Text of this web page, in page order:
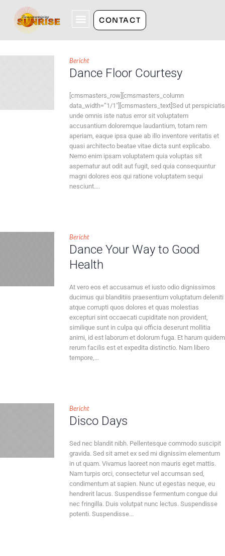
CONTACT
Bericht
Dance Floor Courtesy
[cmsmasters_row][cmsmasters_column
data_width=”1/1″][cmsmasters_text]Sed ut perspiciatis
unde omnis iste natus error sit voluptatem
accusantium doloremque laudantium, totam rem
aperiam, eaque ipsa quae ab illo inventore veritatis et
quasi architecto beatae vitae dicta sunt explicabo.
Nemo enim ipsam voluptatem quia voluptas sit
aspernatur aut odit aut fugit, sed quia consequuntur
magni dolores eos qui ratione voluptatem sequi
nesciunt....
Bericht
Dance Your Way to Good
Health
At vero eos et accusamus et iusto odio dignissimos
ducimus qui blanditiis praesentium voluptatum deleniti
atque corrupti quos dolores et quas molestias
excepturi sint occaecati cupiditate non provident,
similique sunt in culpa qui officia deserunt mollitia
animi, id est laborum et dolorum fuga. Et harum quidem
rerum facilis est et expedita distinctio. Nam libero
tempore,...
Bericht
Disco Days
Sed nec blandit nibh. Pellentesque commodo suscipit
gravida. Sed sit amet ex sed mi dignissim elementum
in ut quam. Vivamus laoreet non mauris eget mattis.
Nam turpis orci, consectetur vel accumsan sed,
condimentum at sapien. Nunc ut egestas neque, eu
hendrerit lacus. Suspendisse fermentum congue dui
nec fringilla. Duis volutpat nunc lectus. Suspendisse
potenti. Suspendisse...